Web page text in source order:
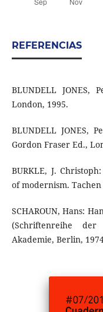
REFERENCIAS
BLUNDELL JONES,
London, 1995.
BLUNDELL JONES,
Gordon Fraser Ed.,
BURKLE, J.
of modernism.
SCHAROUN, Hans:
(Schriftenreihe
Akademie, Berlin,